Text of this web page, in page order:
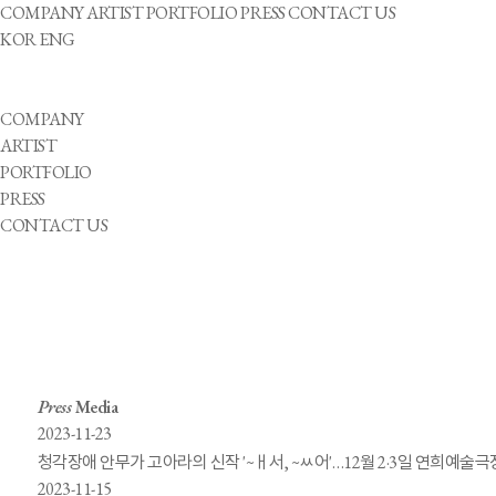
COMPANYARTISTPORTFOLIOPRESSCONTACT US
KORENG
COMPANY
ARTIST
PORTFOLIO
PRESS
CONTACT US
PressMedia
2023-11-23
청각장애 안무가 고아라의 신작 '~ㅐ서, ~ㅆ어'…12월 2·3일 연희예술극
2023-11-15